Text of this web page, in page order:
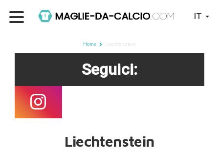
IT
Home Liechtenstein
Seguici:
Liechtenstein